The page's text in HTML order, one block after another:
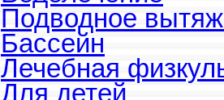
Подводное
Бассейн
Лечебная
Для детей